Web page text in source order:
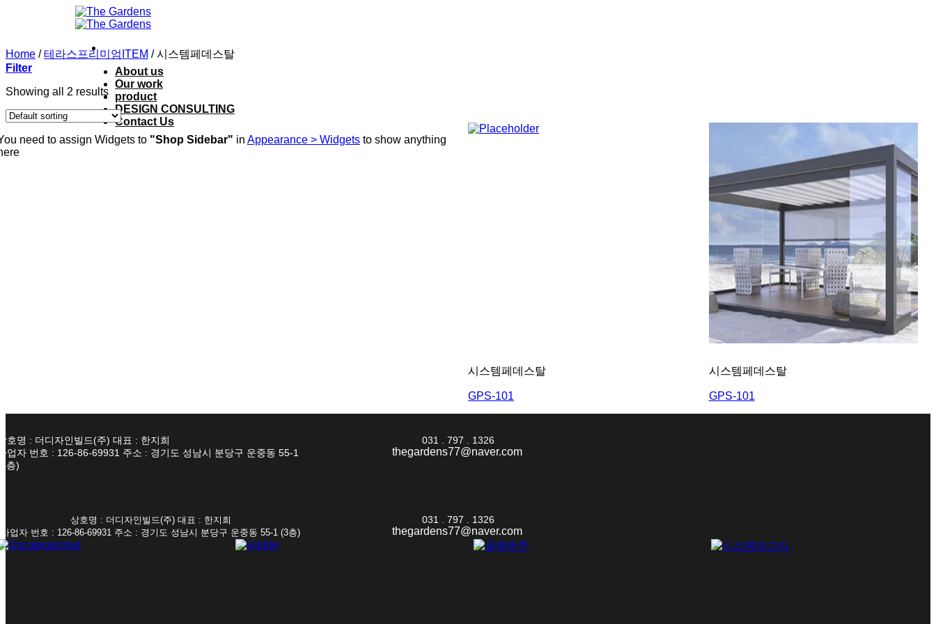
About us
Our work
product
DESIGN CONSULTING
Contact Us
Home / 테라스프리미엄ITEM /시스템페데스탈
Filter
Showing all 2 results
need to assign Widgets to "Shop Sidebar" in Appearance > Widgets to show anything
시스템페데스탈
GPS-101
시스템페데스탈
GPS-101
호명 : 더디자인빌드(주) 대표 : 한지희
업자 번호 : 126-86-69931 주소 : 경기도 성남시 분당구 운중동 55-1
층)
031 . 797 . 1326
thegardens77@naver.com
상호명 : 더디자인빌드(주) 대표 : 한지희
사업자 번호 : 126-86-69931 주소 : 경기도 성남시 분당구 운중동 55-1 (3층)
031 . 797 . 1326
thegardens77@naver.com